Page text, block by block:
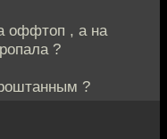
оффтоп , а на
?
?